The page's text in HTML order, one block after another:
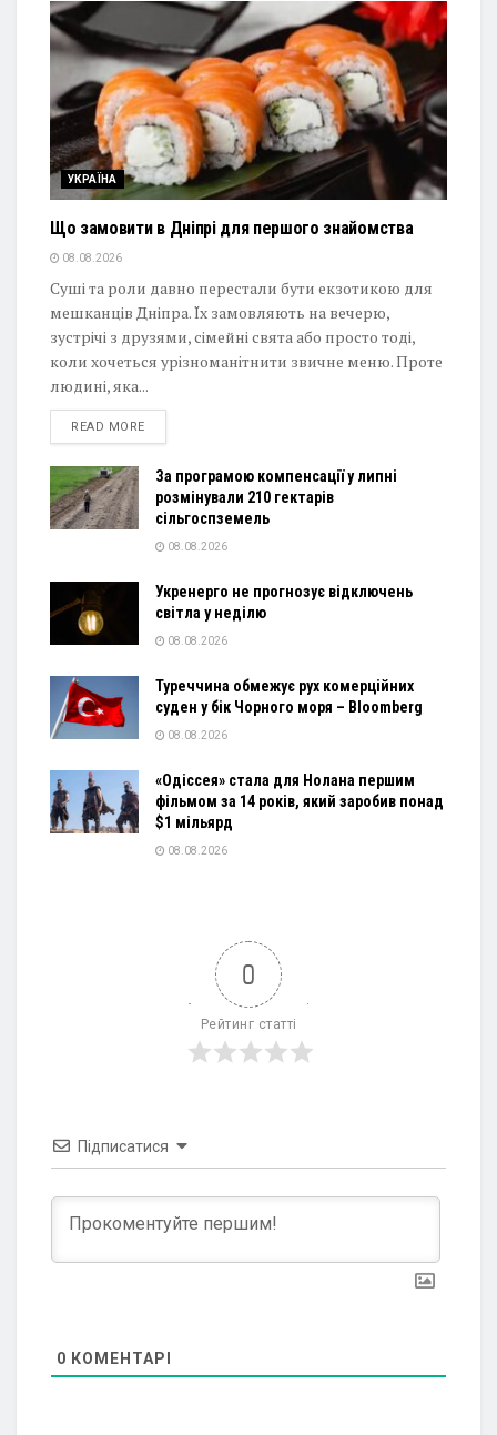
УКРАЇНА
Що замовити в Дніпрі для першого знайомства
08.08.2026
Суші та роли давно перестали бути екзотикою для
мешканців Дніпра. Їх замовляють на вечерю,
зустрічі з друзями, сімейні свята або просто тоді,
коли хочеться урізноманітнити звичне меню. Проте
людині, яка...
READ MOREDETAILS
За програмою компенсації у липні
розмінували 210 гектарів
сільгоспземель
08.08.2026
Укренерго не прогнозує відключень
світла у неділю
08.08.2026
Туреччина обмежує рух комерційних
суден у бік Чорного моря – Bloomberg
08.08.2026
«Одіссея» стала для Нолана першим
фільмом за 14 років, який заробив понад
$1 мільярд
08.08.2026
0
Рейтинг статті
Підписатися
0 КОМЕНТАРІ